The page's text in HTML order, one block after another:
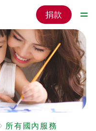
捐款
所有國內服務